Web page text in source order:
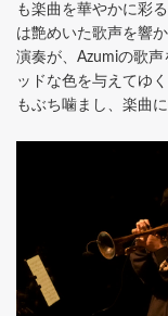
も楽曲を華やかに彩
は艶めいた歌声を響
演奏が、Azumiの歌
ッドな色を与えてゆ
もぶち噛まし、楽曲